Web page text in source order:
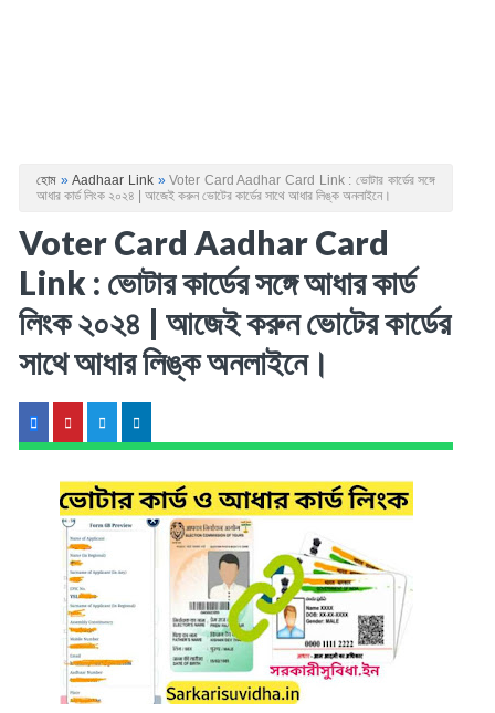
হোম »Aadhaar Link»Voter Card Aadhar Card Link : ভোটার কার্ডের সঙ্গে
আধার কার্ড লিংক ২০২৪ | আজেই করুন ভোটের কার্ডের সাথে আধার লিঙ্ক অনলাইনে।
Voter Card Aadhar Card
Link : ভোটার কার্ডের সঙ্গে আধার কার্ড
লিংক ২০২৪ | আজেই করুন ভোটের কার্ডের
সাথে আধার লিঙ্ক অনলাইনে।